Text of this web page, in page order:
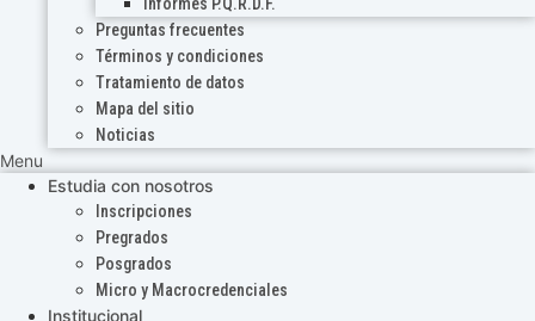
Informes P.Q.R.D.F.
Preguntas frecuentes
Términos y condiciones
Tratamiento de datos
Mapa del sitio
Noticias
Menu
Estudia con nosotros
Inscripciones
Pregrados
Posgrados
Micro y Macrocredenciales
Institucional